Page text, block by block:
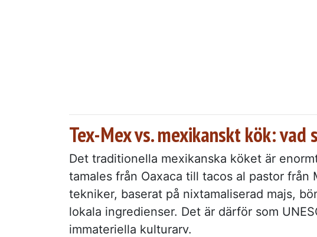
Tex-Mex vs. mexikanskt kök: vad
Det traditionella mexikanska köket är
tamales från Oaxaca till tacos al pastor
tekniker, baserat på nixtamaliserad majs,
lokala ingredienser. Det är därför som
immateriella kulturarv.